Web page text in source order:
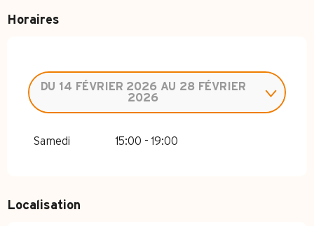
Horaires
DU 14 FÉVRIER 2026 AU 28 FÉVRIER
2026
Samedi 15:00 - 19:00
Localisation